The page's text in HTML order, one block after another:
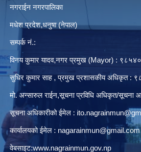
नगराईन नगरपालिका
मधेश प्रदेश,धनुषा (नेपाल)
सम्पर्क नं.:
विनय कुमार यादव,नगर प्रमुख (Mayor) :
सुधिर कुमार साह , प्रमुख प्रशासकीय अधिकृत :
मो. अन्सारुल राईन,सूचना प्रविधि अधिकृत/सूचना
सूचना अधिकारीको ईमेल :
कार्यालयको ईमेल : nagarainmun@gmail.com
वेबसाइट:www.nagrainmun.gov.np